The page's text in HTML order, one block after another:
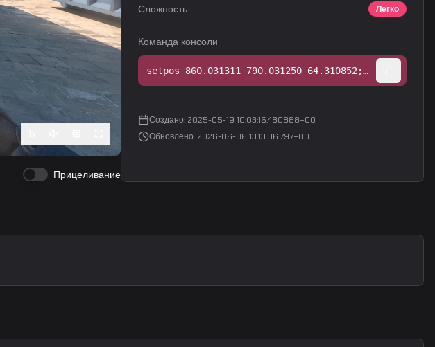
Прицеливание
Сложность Легко
Команда консоли
setpos 860.031311 790.031250 64.310852;setang -43.376190 120.706924 0.000000
Создано: 2025-05-19 10:03:16.480888+00
Обновлено: 2026-06-06 13:13:06.797+00